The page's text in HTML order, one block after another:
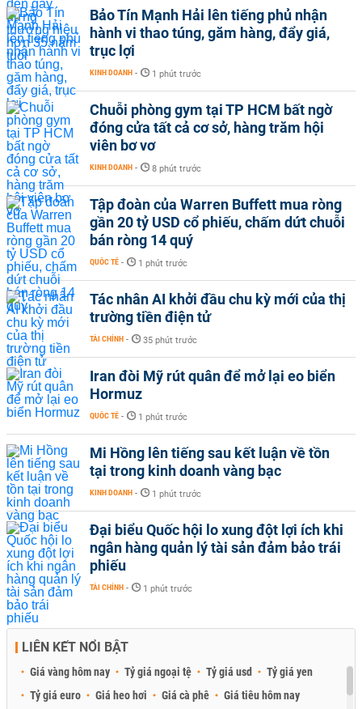
Bảo Tín Mạnh Hải lên tiếng phủ nhận
hành vi thao túng, găm hàng, đẩy giá,
trục lợi
KINH DOANH - 1 phút trước
Chuỗi phòng gym tại TP HCM bất ngờ
đóng cửa tất cả cơ sở, hàng trăm hội
viên bơ vơ
KINH DOANH - 8 phút trước
Tập đoàn của Warren Buffett mua ròng
gần 20 tỷ USD cổ phiếu, chấm dứt chuỗi
bán ròng 14 quý
QUỐC TẾ - 1 phút trước
Tác nhân AI khởi đầu chu kỳ mới của thị
trường tiền điện tử
TÀI CHÍNH - 35 phút trước
Iran đòi Mỹ rút quân để mở lại eo biển
Hormuz
QUỐC TẾ - 1 phút trước
Mi Hồng lên tiếng sau kết luận về tồn
tại trong kinh doanh vàng bạc
KINH DOANH - 1 phút trước
Đại biểu Quốc hội lo xung đột lợi ích khi
ngân hàng quản lý tài sản đảm bảo trái
phiếu
TÀI CHÍNH - 1 phút trước
LIÊN KẾT NỔI BẬT
Giá vàng hôm nay Tỷ giá ngoại tệ Tỷ giá usd
Tỷ giá yen
Tỷ giá euro
Giá heo hơi Giá cà phê Giá tiêu hôm nay